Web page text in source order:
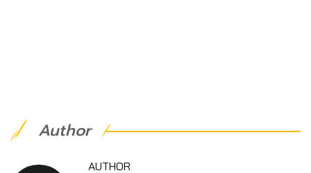
Author
AUTHOR